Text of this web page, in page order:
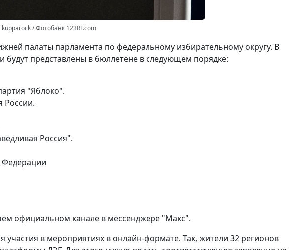
/ Фотобанк 123RF.com
палаты парламента по федеральному избирательному округу. В
будут представлены в бюллетене в следующем порядке:
"Яблоко".
России.
Россия".
Федерации
официальном канале в мессенджере "Макс".
участия в мероприятиях в онлайн-формате. Так, жители 32 регионов